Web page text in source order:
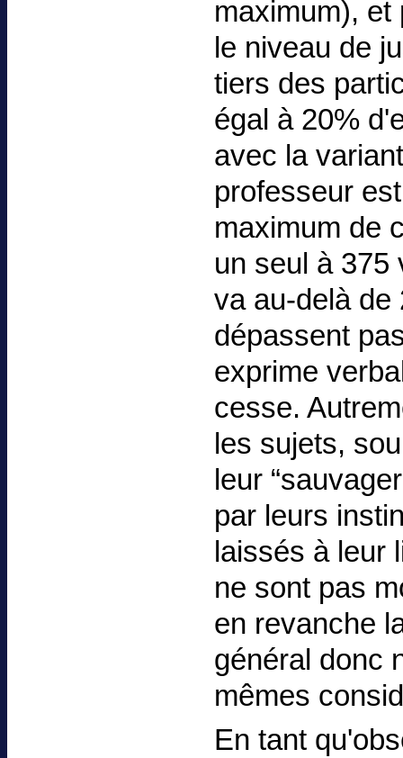
maximum),
le niveau de
tiers des
égal à 20%
avec la
professeur
maximum de
un seul à 375
va au-delà de
dépassent
exprime
cesse.
les sujets,
leur
par leurs
laissés à leur
ne sont pas
en revanche
général donc
mêmes
En tant